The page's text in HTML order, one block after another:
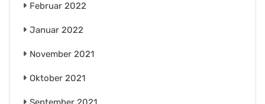
Februar 2022
Januar 2022
November 2021
Oktober 2021